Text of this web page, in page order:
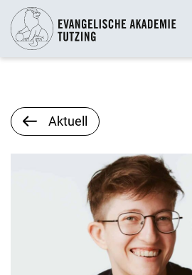
Aktuell